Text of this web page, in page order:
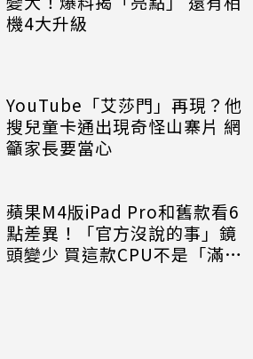
機4大升級
YouTube「艾莎門」再現？他
搜兒童卡通出現奇怪山寨片 網
籲家長要當心
蘋果M4版iPad Pro和舊款看6
點差異！「官方沒說的事」鏡
頭變少 買這款CPU不是「滿血